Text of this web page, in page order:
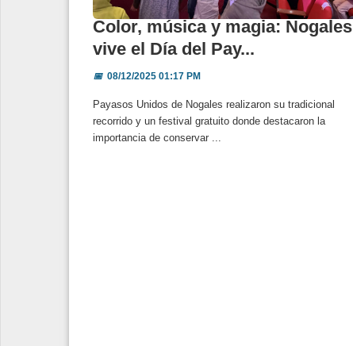
Color, música y magia: Nogales
vive el Día del Pay...
📅08/12/2025 01:17 PM
Payasos Unidos de Nogales realizaron su tradicional
recorrido y un festival gratuito donde destacaron la
importancia de conservar ...